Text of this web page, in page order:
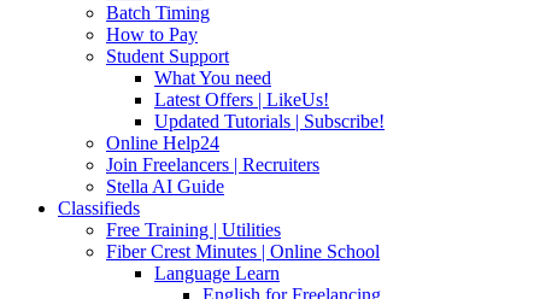
Batch Timing
How to Pay
Student Support
What You need
Latest Offers | LikeUs!
Updated Tutorials | Subscribe!
Online Help24
Join Freelancers | Recruiters
Stella AI Guide
Classifieds
Free Training | Utilities
Fiber Crest Minutes | Online School
Language Learn
English for Freelancing